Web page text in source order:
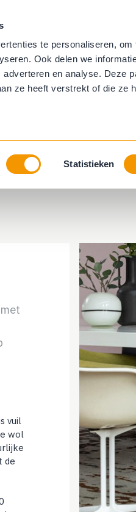
te personaliseren,
Ook delen we
en analyse. Deze
ze heeft verstrekt of die ze
Statistieken
vuil
wol
de